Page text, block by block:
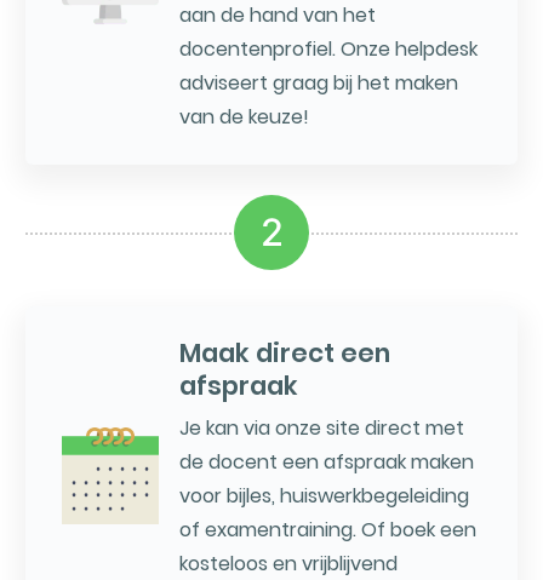
aan de hand van het
docentenprofiel. Onze helpdesk
adviseert graag bij het maken
van de keuze!
2
Maak direct een
afspraak
Je kan via onze site direct met
de docent een afspraak maken
voor bijles, huiswerkbegeleiding
of examentraining. Of boek een
kosteloos en vrijblijvend